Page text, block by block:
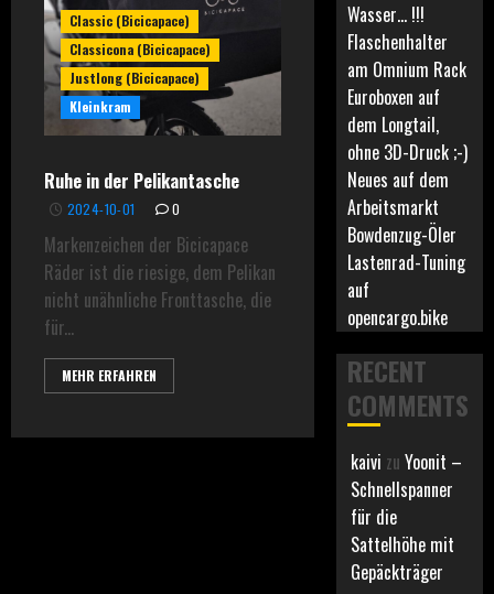
Classic (Bicicapace)
Classicona (Bicicapace)
Justlong (Bicicapace)
Kleinkram
Ruhe in der Pelikantasche
2024-10-01 0
Markenzeichen der Bicicapace
Räder ist die riesige, dem Pelikan
nicht unähnliche Fronttasche, die
für...
MEHR ERFAHREN
Wasser… !!!
Flaschenhalter
am Omnium Rack
Euroboxen auf
dem Longtail,
ohne 3D-Druck ;-)
Neues auf dem
Arbeitsmarkt
Bowdenzug-Öler
Lastenrad-Tuning
auf
opencargo.bike
RECENT
COMMENTS
kaivi zuYoonit –
Schnellspanner
für die
Sattelhöhe mit
Gepäckträger